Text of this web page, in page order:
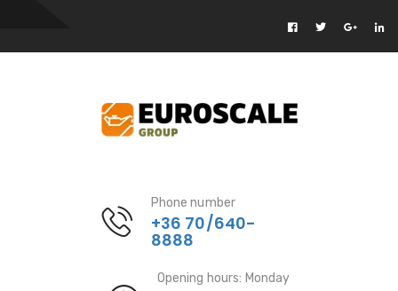
Phone number
+36 70/640-
8888
Opening hours: Monday